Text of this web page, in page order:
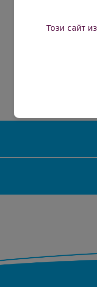
Ревю:
оригинални,
Този сайт